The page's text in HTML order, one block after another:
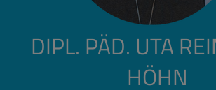
DIPL. PÄD. UTA
HÖHN